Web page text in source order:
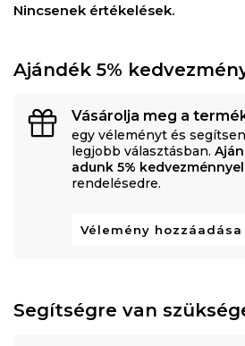
Nincsenek értékelések.
Ajándék 5%
Vásárolja meg a
egy véleményt és
legjobb választásban.
adunk 5% kedvezménnyel
rendelésedre.
Vélemény hozzáadása
Segítségre van